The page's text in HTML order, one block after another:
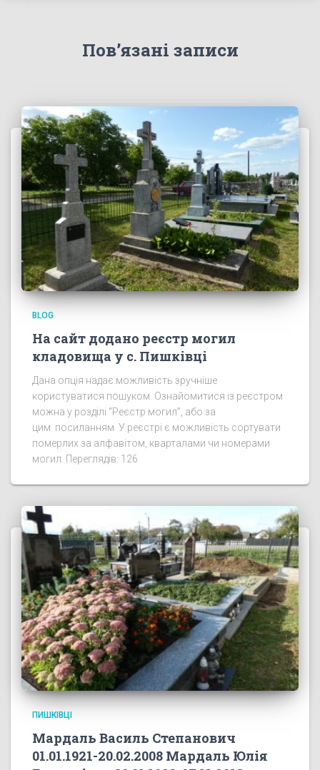
Пов’язані записи
BLOG
На сайт додано реєстр могил
кладовища у с. Пишківці
Дана опція надає можливість зручніше
користуватися пошуком. Ознайомитися із реєстром
можна у розділі “Реєстр могил”, або за
цим посиланням У реєстрі є можливість сортувати
померлих за алфавітом, кварталами чи номерами
могил. Переглядів: 126
ПИШКІВЦІ
Мардаль Василь Степанович
01.01.1921-20.02.2008 Мардаль Юлія